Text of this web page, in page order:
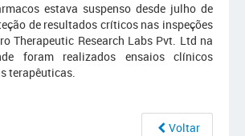
estava suspenso desde julho de
de resultados críticos nas inspeções
Therapeutic Research Labs Pvt. Ltd na
foram realizados ensaios clínicos
terapêuticas.
Voltar